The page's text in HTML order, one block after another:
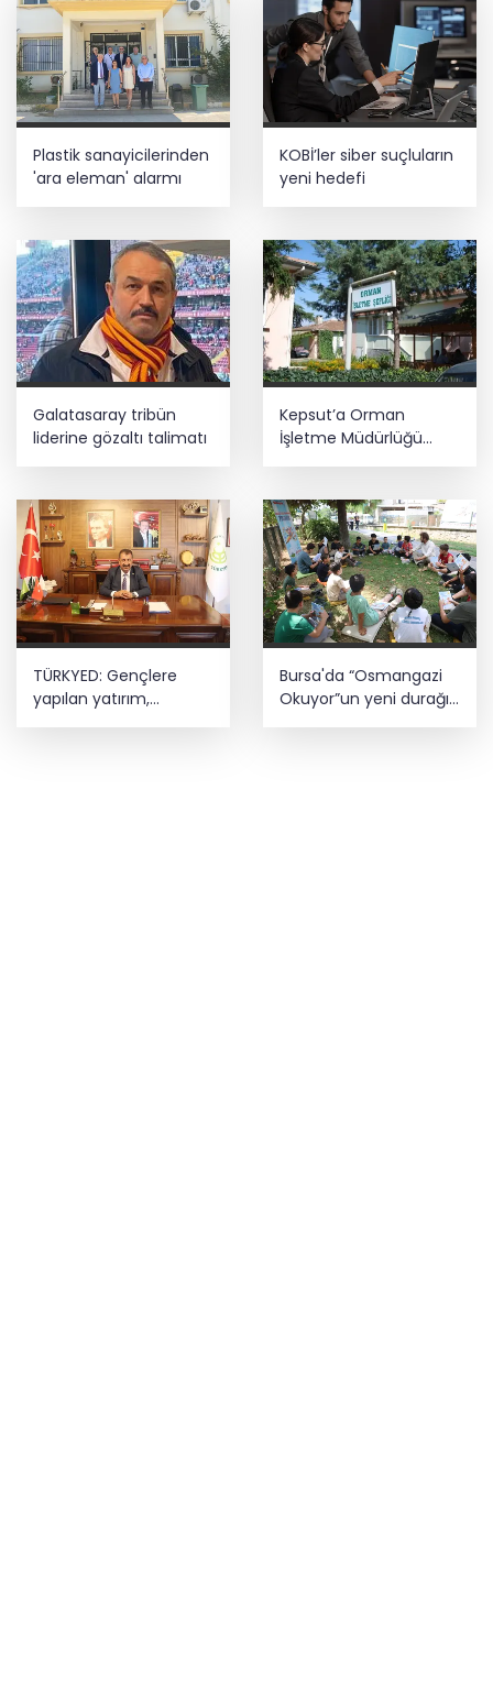
Plastik sanayicilerinden
'ara eleman' alarmı
KOBİ’ler siber suçluların
yeni hedefi
Galatasaray tribün
liderine gözaltı talimatı
Kepsut’a Orman
İşletme Müdürlüğü
kuruluyor
TÜRKYED: Gençlere
yapılan yatırım,
Bursa'da “Osmangazi
Okuyor”un yeni durağı